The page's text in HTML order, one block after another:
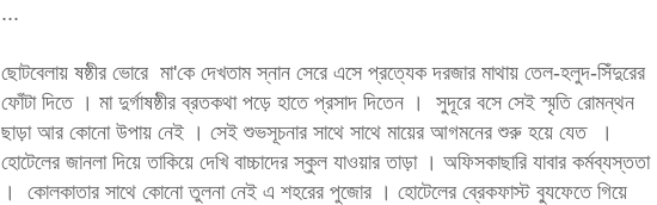
...
ছোটবেলায় ষষ্ঠীর ভোরে মা'কে দেখতাম স্নান সেরে এসে প্রত্যেক দরজার মাথায় তেল-হলুদ-সিঁদুরের
ফোঁটা দিতে । মা দুর্গাষষ্ঠীর ব্রতকথা পড়ে হাতে প্রসাদ দিতেন । সুদূরে বসে সেই স্মৃতি রোমন্থন
ছাড়া আর কোনো উপায় নেই । সেই শুভসূচনার সাথে সাথে মায়ের আগমনের শুরু হয়ে যেত ।
হোটেলের জানলা দিয়ে তাকিয়ে দেখি বাচ্চাদের স্কুল যাওয়ার তাড়া । অফিসকাছারি যাবার কর্মব্যস্ততা
। কোলকাতার সাথে কোনো তুলনা নেই এ শহরের পুজোর । হোটেলের ব্রেকফাস্ট ব্যুফেতে গিয়ে